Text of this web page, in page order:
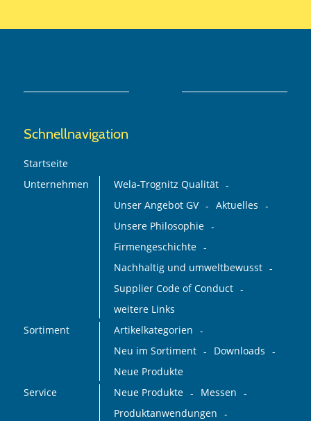
Schnellnavigation
Startseite
Unternehmen
Wela-Trognitz Qualität
Unser Angebot GV
Aktuelles
Unsere Philosophie
Firmengeschichte
Nachhaltig und umweltbewusst
Supplier Code of Conduct
weitere Links
Sortiment
Artikelkategorien
Neu im Sortiment
Downloads
Neue Produkte
Service
Neue Produkte
Messen
Produktanwendungen